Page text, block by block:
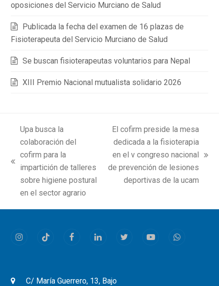
oposiciones del Servicio Murciano de Salud
Publicada la fecha del examen de 16 plazas de
Fisioterapeuta del Servicio Murciano de Salud
Se buscan fisioterapeutas voluntarios para Nepal
XIII Premio Nacional mutualista solidario 2026
previous
post:
Upa busca la
colaboración del
cofirm para la
impartición de talleres
sobre higiene postural
en el sector agrario
next
post:
El cofirm preside la mesa
dedicada a la fisioterapia
en el v congreso nacional
de prevención de lesiones
deportivas de la ucam
InstagramTiktok FacebookLinkedInTwitterYoutubeWhatsapp
C/ María Guerrero, 13, Bajo